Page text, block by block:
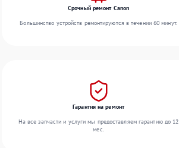
Срочный ремонт Canon
Большинство устройств ремонтируются в течении 60 минут.
Гарантия на ремонт
На все запчасти и услуги мы предоставляем гарантию до 12
мес.